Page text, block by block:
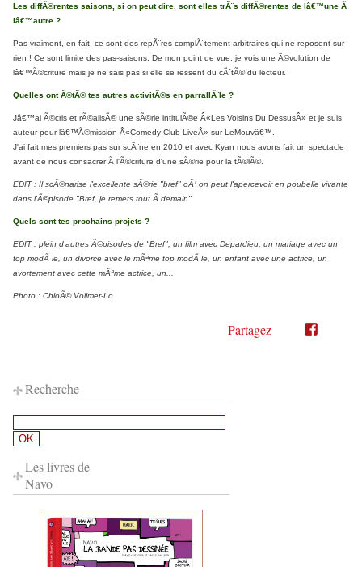
Les diffÃ©rentes saisons, si on peut dire, sont elles trÃ¨s diffÃ©rentes de lâ€™une Ã
lâ€™autre ?
Pas vraiment, en fait, ce sont des repÃ¨res complÃ¨tement arbitraires qui ne reposent sur
rien ! Ce sont limite des pas-saisons. De mon point de vue, je vois une Ã©volution de
lâ€™Ã©criture mais je ne sais pas si elle se ressent du cÃ´tÃ© du lecteur.
Quelles ont Ã©tÃ© tes autres activitÃ©s en parrallÃ¨le ?
Jâ€™ai Ã©cris et rÃ©alisÃ© une sÃ©rie intitulÃ©e Â«Les Voisins Du DessusÂ» et je suis
auteur pour lâ€™Ã©mission Â«Comedy Club LiveÂ» sur LeMouvâ€™.
J'ai fait mes premiers pas sur scÃ¨ne en 2010 et avec Kyan nous avons fait un spectacle
avant de nous consacrer Ã l'Ã©criture d'une sÃ©rie pour la tÃ©lÃ©.
EDIT : Il scÃ©narise l'excellente sÃ©rie "bref" oÃ¹ on peut l'apercevoir en poubelle vivante
dans l'Ã©pisode "Bref, je remets tout Ã demain"
Quels sont tes prochains projets ?
EDIT : plein d'autres Ã©pisodes de "Bref", un film avec Depardieu, un mariage avec un
top modÃ¨le, un divorce avec le mÃªme top modÃ¨le, un enfant avec une actrice, un
avortement avec cette mÃªme actrice, un...
Photo : ChloÃ© Vollmer-Lo
Partagez
Partager
Partager
Recherche
Les livres de
Navo